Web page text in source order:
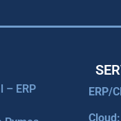
– ERP
ERP/